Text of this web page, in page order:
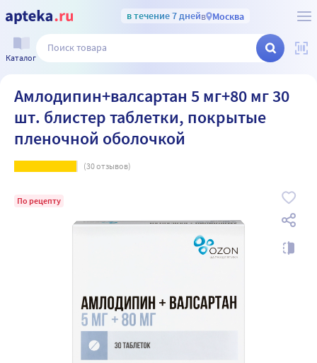
в течение 7 днейв Москва
Каталог
Амлодипин+валсартан 5 мг+80 мг 30
шт. блистер таблетки, покрытые
пленочной оболочкой
(30отзывов)
По рецепту